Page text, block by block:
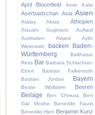
April Bloomfield Arvin Kalsi
Aserbaidschan Asia Asien
Atalay Aktas Äthiopien
Atsushi Sugimoto
Auflauf
Australien
Award
Aylin
Weirowski
backen
Baden-
Württemberg
Balthasar
Ress Bar Barbara Schlachter-
Ebert
Bastian Falkenroth
Bastian Jordan
Bayern
Beate Wöllstein Beeren
Beilage Ben Chmura
Ben
Gal Moshe
Benedikt Faust
Benedikt Hierl Benjamin Kunz